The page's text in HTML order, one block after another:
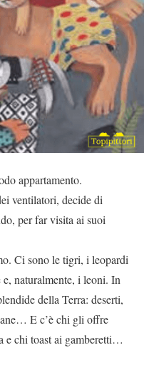
appartamento.
ventilatori, decide di
per far visita ai suoi
Ci sono le tigri, i leopardi
naturalmente, i leoni. In
della Terra: deserti,
E c’è chi gli offre
e chi toast ai gamberetti…